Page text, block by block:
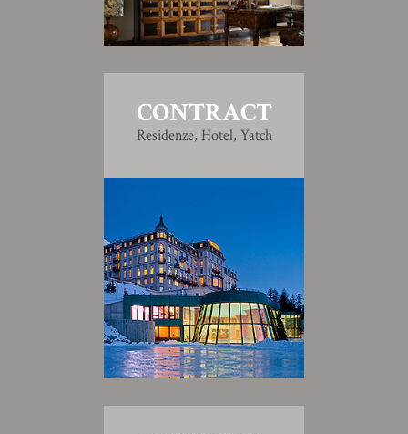
CONTRACT
Residenze, Hotel, Yatch